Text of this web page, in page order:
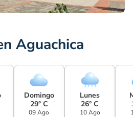
Aguachica
Domingo
29° C
09 Ago
Lunes
26° C
10 Ago